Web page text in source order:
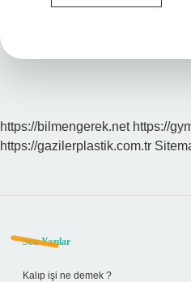
Sorun
https://bilmengerek.net https://
https://gazilerplastik.com.tr
Sidebar
Son Yazılar
Kalıp işi ne demek ?